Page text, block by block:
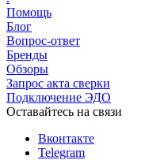
Помощь
Блог
Вопрос-ответ
Бренды
Обзоры
Запрос акта сверки
Подключение ЭДО
Оставайтесь на связи
Вконтакте
Telegram